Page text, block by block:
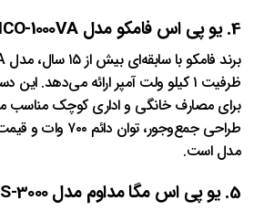
4. یو پی اس فامکو مدل FAMCO-1000VA
ظرفیت ۱ کیلو ولت آمپر ارائه می‌دهد.
برای مصارف خانگی و اداری کوچک مناسب
طراحی جمع‌وجور،
مدل است.
5. یو پی اس مگا مداوم مدل MDS-3000